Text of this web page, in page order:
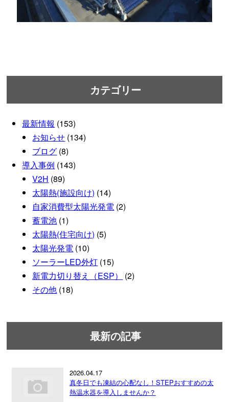
カテゴリー
最新情報 (153)
お知らせ (134)
ブログ (8)
導入事例 (143)
V2H (89)
太陽熱(施設向け) (14)
自家消費型太陽光発電 (2)
蓄電池 (1)
太陽熱(住宅向け) (5)
太陽光発電 (10)
ソーラーLED外灯 (15)
新電力切り替え（ESP）
(2)
その他 (18)
最新の記事
2026.04.17
真冬日でも凍結の心配なし！STEPおすすめの太
熱温水器を導入しませんか？